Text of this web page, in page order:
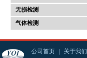
无损检测
气体检测
公司首页 关于我们